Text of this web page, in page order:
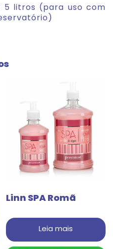
5 litros (para uso com
Linn SPA Romã
Leia mais